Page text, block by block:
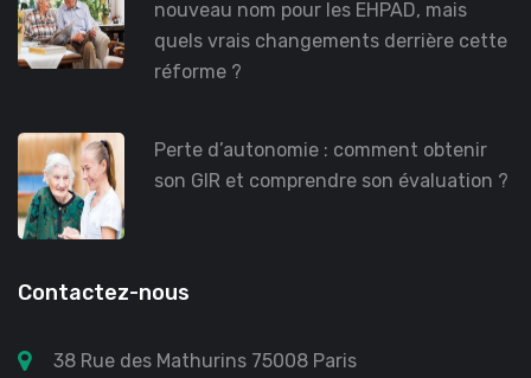
nouveau nom pour les EHPAD, mais
quels vrais changements derrière cette
réforme ?
Perte d’autonomie : comment obtenir
son GIR et comprendre son évaluation ?
Contactez-nous
38 Rue des Mathurins 75008 Paris